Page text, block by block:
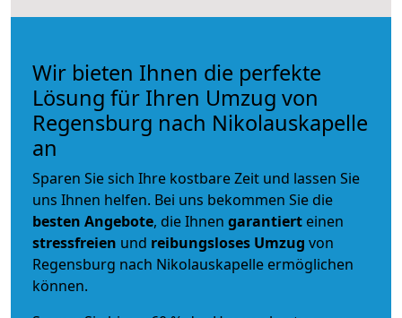
Wir bieten Ihnen die perfekte
Lösung für Ihren Umzug von
Regensburg nach Nikolauskapelle
an
Sparen Sie sich Ihre kostbare Zeit und lassen Sie
uns Ihnen helfen. Bei uns bekommen Sie die
besten Angebote, die Ihnen garantiert einen
stressfreien und reibungsloses Umzug von
Regensburg nach Nikolauskapelle ermöglichen
können.